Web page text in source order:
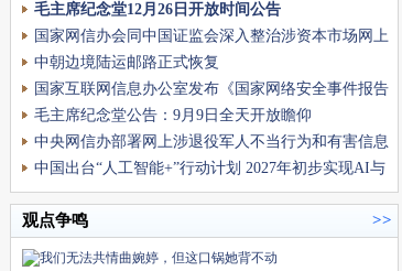
毛主席纪念堂12月26日开放时间公告
国家网信办会同中国证监会深入整治涉资本市场网上
虚假不实信息
中朝边境陆运邮路正式恢复
国家互联网信息办公室发布《国家网络安全事件报告
管理办法》
毛主席纪念堂公告：9月9日全天开放瞻仰
中央网信办部署网上涉退役军人不当行为和有害信息
内容专项整治
中国出台“人工智能+”行动计划 2027年初步实现AI与
经济社会深度融合
观点争鸣 >>